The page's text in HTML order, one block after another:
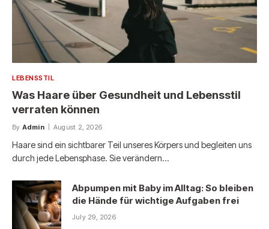
LEBENSSTIL
Was Haare über Gesundheit und Lebensstil
verraten können
By Admin August 2, 2026
Haare sind ein sichtbarer Teil unseres Körpers und begleiten uns
durch jede Lebensphase. Sie verändern…
Abpumpen mit Baby im Alltag: So bleiben
die Hände für wichtige Aufgaben frei
July 29, 2026